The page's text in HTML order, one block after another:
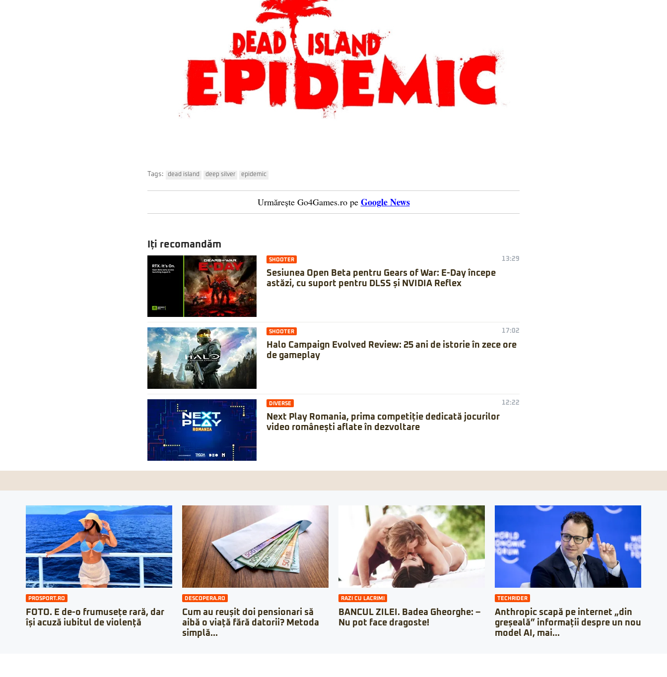
Tags: dead island deep silver epidemic
Urmărește Go4Games.ro pe Google News
Iți recomandăm
SHOOTER 13:29
Sesiunea Open Beta pentru Gears of War: E-Day începe
astăzi, cu suport pentru DLSS și NVIDIA Reflex
SHOOTER 17:02
Halo Campaign Evolved Review: 25 ani de istorie în zece ore
de gameplay
DIVERSE 12:22
Next Play Romania, prima competiție dedicată jocurilor
video românești aflate în dezvoltare
PROSPORT.RO
FOTO. E de-o frumusețe rară, dar
își acuză iubitul de violență
DESCOPERA.RO
Cum au reușit doi pensionari să
aibă o viață fără datorii? Metoda
simplă...
RAZI CU LACRIMI
BANCUL ZILEI. Badea Gheorghe: –
Nu pot face dragoste!
TECHRIDER
Anthropic scapă pe internet „din
greșeală” informații despre un nou
model AI, mai...